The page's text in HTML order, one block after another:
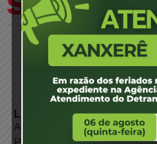
LINKS EXTERNOS
Agência de Notícias
Portal de Serviços